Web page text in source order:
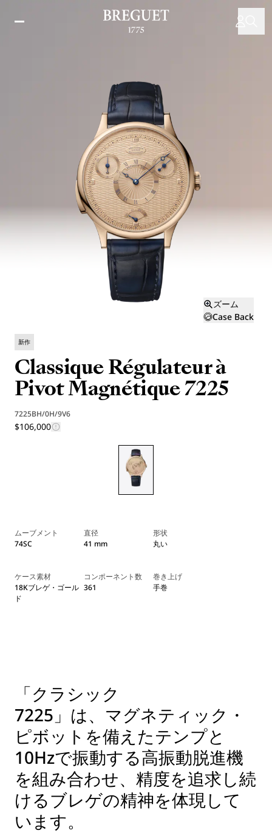
ズーム
Case Back
新作
Classique Régulateur à
Pivot Magnétique 7225
7225BH/0H/9V6
$106,000
ムーブメント
74SC
直径
41 mm
形状
丸い
ケース素材
18Kブレゲ・ゴール
ド
コンポーネント数
361
巻き上げ
手巻
「クラシック
7225」は、マグネティック・
ピボットを備えたテンプと
10Hzで振動する高振動脱進機
を組み合わせ、精度を追求し続
けるブレゲの精神を体現して
います。